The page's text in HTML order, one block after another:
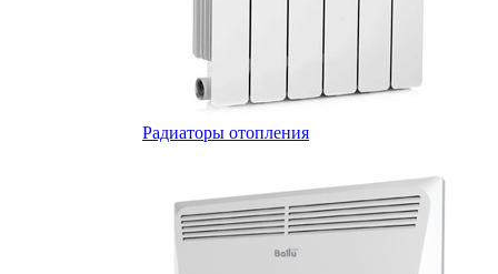
Радиаторы отопления